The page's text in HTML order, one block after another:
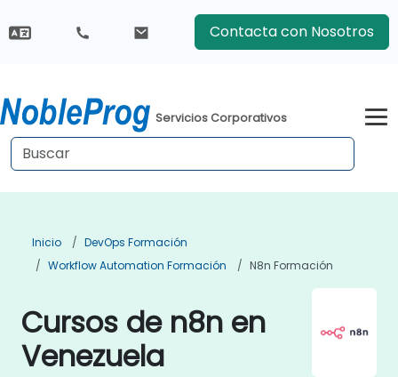
Contacta con Nosotros
Servicios Corporativos
Inicio
DevOps Formación
Workflow Automation Formación
N8n Formación
Cursos de n8n en
Venezuela